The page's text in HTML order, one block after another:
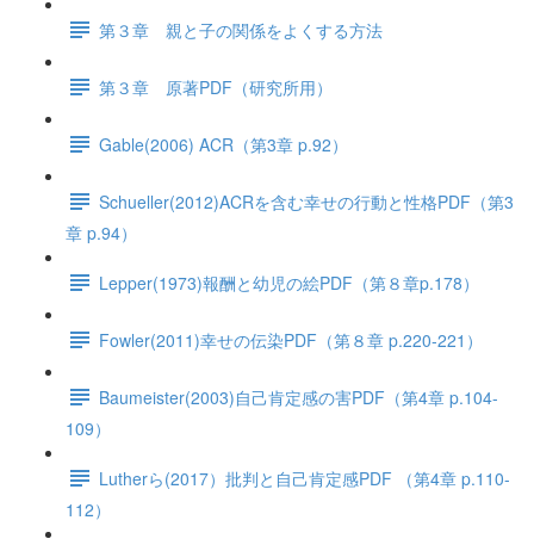
第３章 親と子の関係をよくする方法
第３章 原著PDF（研究所用）
Gable(2006) ACR（第3章 p.92）
Schueller(2012)ACRを含む幸せの行動と性格PDF（第3
章 p.94）
Lepper(1973)報酬と幼児の絵PDF（第８章p.178）
Fowler(2011)幸せの伝染PDF（第８章 p.220-221）
Baumeister(2003)自己肯定感の害PDF（第4章 p.104-
109）
Lutherら(2017）批判と自己肯定感PDF （第4章 p.110-
112）